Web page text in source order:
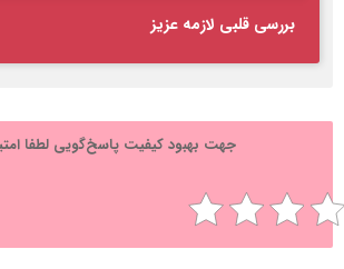
بررسی قلبی لازمه عزیز
جهت بهبود کیفیت پاسخ‌گویی لطفا امتیاز